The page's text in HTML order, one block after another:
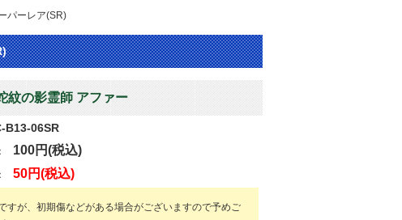
パーレア(SR)
紋の影霊師 アファー
B13-06SR
100円(税込)
50円(税込)
すが、初期傷などがある場合がございますので予めご